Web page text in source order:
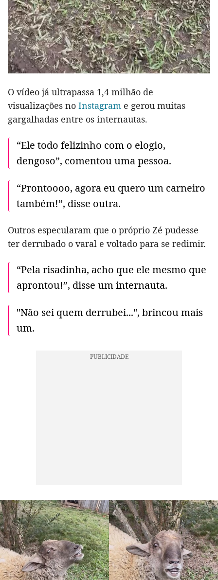
O vídeo já ultrapassa 1,4 milhão de
visualizações no Instagram e gerou muitas
gargalhadas entre os internautas.
“Ele todo felizinho com o elogio,
dengoso”, comentou uma pessoa.
“Prontoooo, agora eu quero um carneiro
também!”, disse outra.
Outros especularam que o próprio Zé pudesse
ter derrubado o varal e voltado para se redimir.
“Pela risadinha, acho que ele mesmo que
aprontou!”, disse um internauta.
"Não sei quem derrubei...", brincou mais
um.